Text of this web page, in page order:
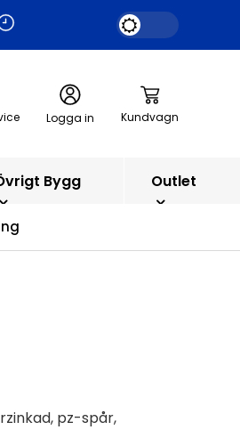
Logga in Kundvagn
Bygg Outlet
pz-spår,